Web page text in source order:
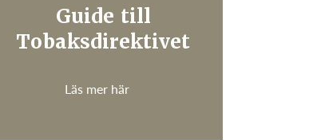
Guide till
Tobaksdirektivet
Läs mer här